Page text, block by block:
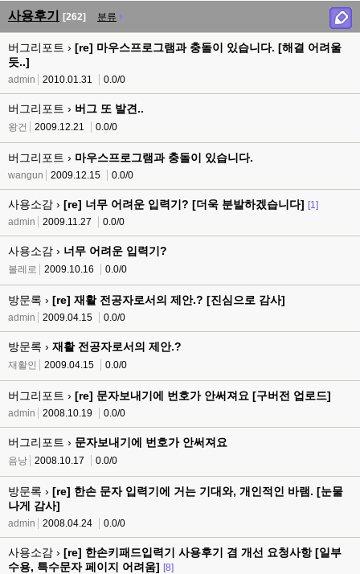
사용후기 [262] 분류
버그리포트 › [re] 마우스프로그램과 충돌이 있습니다. [해결 어려울
듯..]
admin 2010.01.31 0.0/0
버그리포트 › 버그 또 발견..
왕건 2009.12.21 0.0/0
버그리포트 › 마우스프로그램과 충돌이 있습니다.
wangun 2009.12.15 0.0/0
사용소감 › [re] 너무 어려운 입력기? [더욱 분발하겠습니다] [1]
admin
2009.11.27 0.0/0
사용소감 › 너무 어려운 입력기?
볼레로 2009.10.16 0.0/0
방문록 › [re] 재활 전공자로서의 제안.? [진심으로 감사]
admin 2009.04.15 0.0/0
방문록 › 재활 전공자로서의 제안.?
재활인 2009.04.15 0.0/0
버그리포트 › [re] 문자보내기에 번호가 안써져요 [구버전 업로드]
admin 2008.10.19 0.0/0
버그리포트 › 문자보내기에 번호가 안써져요
음낭 2008.10.17 0.0/0
방문록 › [re] 한손 문자 입력기에 거는 기대와, 개인적인 바램. [눈물
나게 감사]
admin 2008.04.24 0.0/0
사용소감 › [re] 한손키패드입력기 사용후기 겸 개선 요청사항 [일부
수용, 특수문자 페이지 어려움] [8]